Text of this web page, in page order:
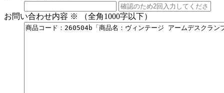
お問い合わせ内容 ※ （全角1000字以下）